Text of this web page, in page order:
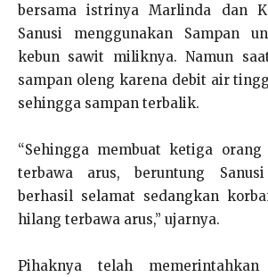
bersama istrinya Marlinda dan
Sanusi menggunakan Sampan
kebun sawit miliknya. Namun
sampan oleng karena debit air
sehingga sampan terbalik.
“Sehingga membuat ketiga
terbawa arus, beruntung
berhasil selamat sedangkan
hilang terbawa arus,” ujarnya.
Pihaknya telah